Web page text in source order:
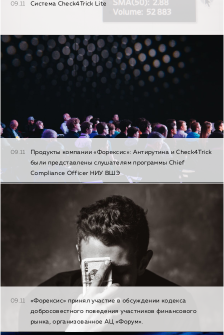
09.11 Система Check4Trick Lite
09.11
Продукты компании «Форексис»: Антирутина и Check4Trick
были представлены слушателям программы Chief
Сompliance Officer НИУ ВШЭ
09.11
«Форексис» принял участие в обсуждении кодекса
добросовестного поведения участников финансового
рынка, организованное АЦ «Форум».